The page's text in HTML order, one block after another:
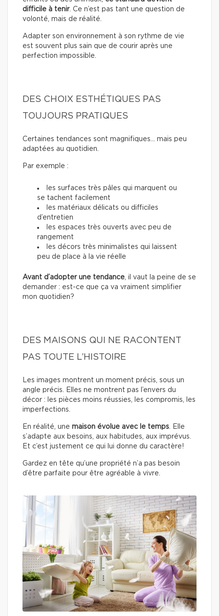
difficile à tenir. Ce n’est pas tant une question de
volonté, mais de réalité.
Adapter son environnement à son rythme de vie
est souvent plus sain que de courir après une
perfection impossible.
DES CHOIX ESTHÉTIQUES PAS
TOUJOURS PRATIQUES
Certaines tendances sont magnifiques… mais peu
adaptées au quotidien.
Par exemple :
les surfaces très pâles qui marquent ou
se tachent facilement
les matériaux délicats ou difficiles
d’entretien
les espaces très ouverts avec peu de
rangement
les décors très minimalistes qui laissent
peu de place à la vie réelle
Avant d’adopter une tendance , il vaut la peine de se
demander : est-ce que ça va vraiment simplifier
mon quotidien?
DES MAISONS QUI NE RACONTENT
PAS TOUTE L’HISTOIRE
Les images montrent un moment précis, sous un
angle précis. Elles ne montrent pas l’envers du
décor : les pièces moins réussies, les compromis, les
imperfections.
En réalité, une maison évolue avec le temps . Elle
s’adapte aux besoins, aux habitudes, aux imprévus.
Et c’est justement ce qui lui donne du caractère!
Gardez en tête qu’une propriété n’a pas besoin
d’être parfaite pour être agréable à vivre.